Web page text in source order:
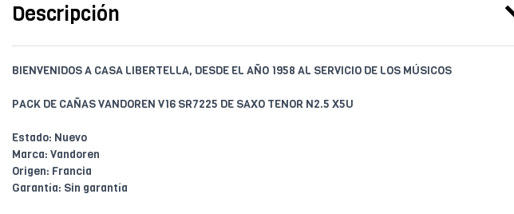
Descripción
BIENVENIDOS A CASA LIBERTELLA, DESDE EL AÑO 1958 AL SERVICIO DE LOS MÚSICOS
PACK DE CAÑAS VANDOREN V16 SR7225 DE SAXO TENOR N2.5 X5U
Estado: Nuevo
Marca: Vandoren
Origen: Francia
Garantía: Sin garantía